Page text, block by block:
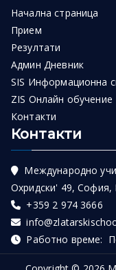
Начална страница
Прием
Резултати
Админ Дневник
SIS Информационна
ZIS Онлайн обучение
Контакти
Контакти
Международно
Охридски' 49, София,
+359 2 974 3666
Работно време: